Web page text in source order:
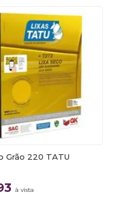
Grão 220 TATU
à vista